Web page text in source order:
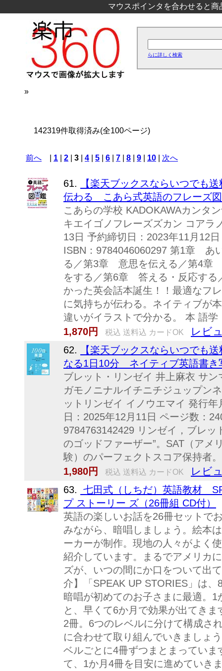
マウスポインタを合わせると
らに詳しく検索
»
142319件取得済み(全100ページ)
前へ 1 2 3 4 5 6 7 8 9 10 次へ
61.
【楽天ブックスならいつでも
伝わる こあら式英語のフレーズ
こあらの学校 KADOKAWAカンタ
キエイゴノフレーズズカン コアラ
13日 予約締切日：2023年11月12
ISBN：9784046060297 第1章 あ
る／第3章 意思を伝える／第4
をする／第6章 答える・反応す
かった英会話本誕生！！最適なフ
に気持ちが伝わる。ネイティブが
違いがイラストで分かる。 本 語
1,870円
税込 送料込 カードOK レビ
62.
【楽天ブックスならいつでも
なる1日10分 ネイティブ英語書き
ブレット・リンゼイ 井上麻衣 サ
ガモノニナルイチニチジュップン
ットリンゼイ イノウエマイ 発行
日：2025年12月11日 ページ数：
9784763142429 リンゼイ，ブレッ
のゴッドファーザー”。SAT（アメ
験）のパーフェクトスコア保持者
1,980円
税込 送料込 カードOK レビ
63.
七田式（しちだ）英語教材
プ ストーリー ズ（26冊組 CD付）
英語の楽しいお話を26冊セットで
みながら、暗唱しましょう。絵本
ーカーが制作。現地の人々がよく
紹介しています。まるでアメリカ
ズが、いつの間にか口をついて出
介】「SPEAK UP STORIES」は
暗唱が初めてのお子さまに最適。
と、早くて6か月で効果が出てき
2冊。6つのレベルに分けて構成さ
に合わせて取り組んでいきましょ
ベルごとに4冊ずつまとまってい
て、1か月4冊を目安に進めていき